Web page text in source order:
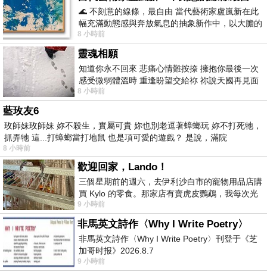
🌊 不刻意的線條，最自由 當代藝術家盧嵐新在此
幅充滿動態感與奔放氣息的抽象新作中，以大膽的
藍色顏料在白色畫布上揮灑、壓印與流淌
8 小時前
靈魂相願
知道你永不回來 悲痛心情難按捺 擁抱你最後一次
感受微弱體溫時 重逢盼望交給祢 祢說天國再見面
此刻忍淚說別離 他日靈魂再
8 小時前
藍玫友6
玫師妹玫師妹 妳不殺生，實屬可貴 妳也別老逗著蟑螂玩 妳不打死牠，
抓弄牠 這...打蟑螂當打地鼠 也是項可愛的遊戲？ 是說，滿院
8 小時前
歡迎回家，Lando！
三個星期前的週六，去伊利沙白市的寵物用品店購
買 Kylo 的零食。那家店有賣虎皮鸚鵡，我每次光
顧都會去看一下。他們偶爾會引進 C
9 小時前
非馬英文詩作〈Why I Write Poetry〉
非馬英文詩作〈Why I Write Poetry〉刊登于《芝
加哥时报》2026.8.7
9 小時前